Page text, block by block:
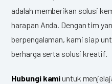
adalah memberikan solusi
harapan Anda. Dengan tim
berpengalaman, kami siap
berharga serta solusi kreatif.
Hubungi kamiuntuk